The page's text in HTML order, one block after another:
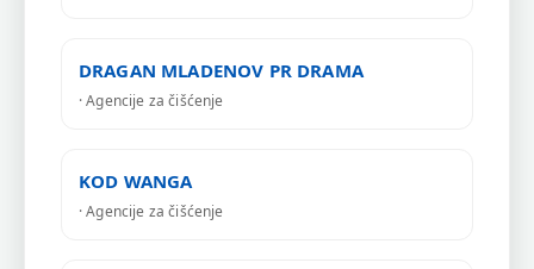
DRAGAN MLADENOV PR DRAMA
· Agencije za čišćenje
KOD WANGA
· Agencije za čišćenje